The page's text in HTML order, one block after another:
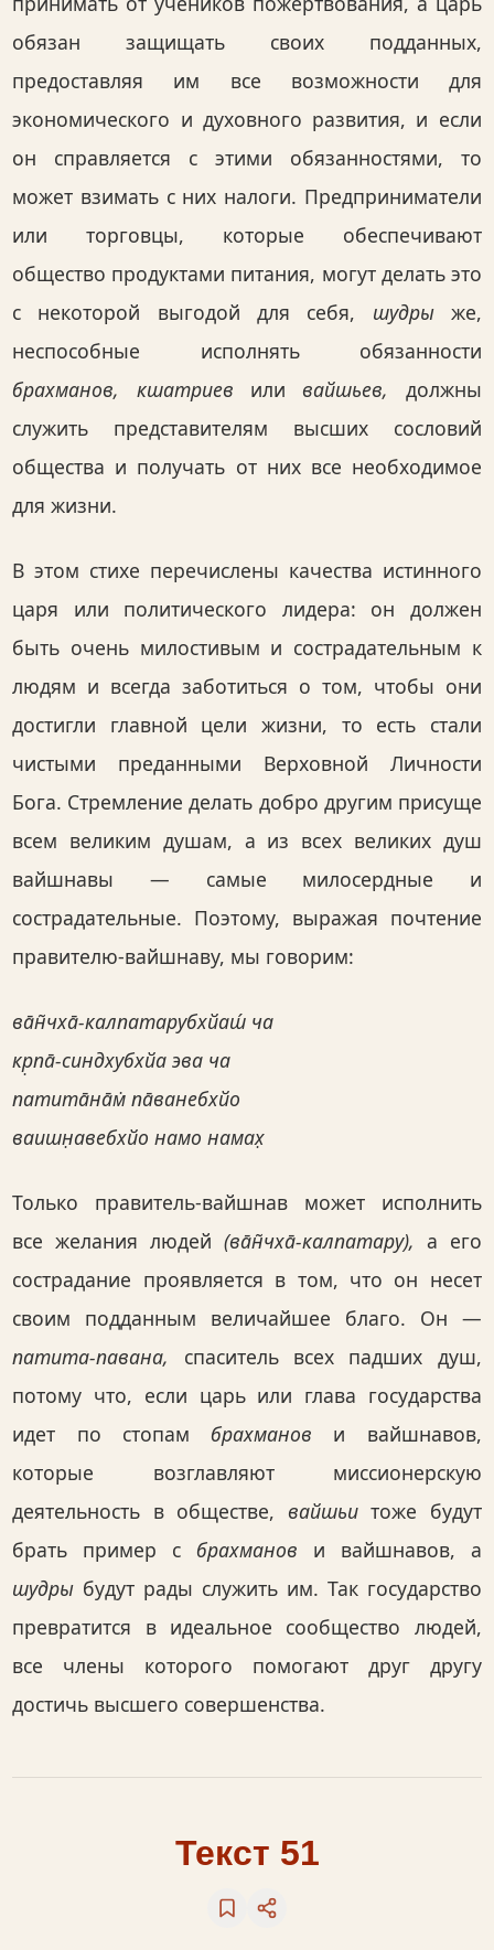
обязан защищать своих подданных,
предоставляя им все возможности для
экономического и духовного развития, и если
он справляется с этими обязанностями, то
может взимать с них налоги. Предприниматели
или торговцы, которые обеспечивают
общество продуктами питания, могут делать это
с некоторой выгодой для себя, шудрыже,
неспособные исполнять обязанности
брахманов, кшатриев или вайшьев,
должны
служить представителям высших сословий
общества и получать от них все необходимое
для жизни.
В этом стихе перечислены качества истинного
царя или политического лидера: он должен
быть очень милостивым и сострадательным к
людям и всегда заботиться о том, чтобы они
достигли главной цели жизни, то есть стали
чистыми преданными Верховной Личности
Бога. Стремление делать добро другим присуще
всем великим душам, а из всех великих душ
вайшнавы — самые милосердные и
сострадательные. Поэтому, выражая почтение
правителю-вайшнаву, мы говорим:
ва̄н̃чха̄-калпатарубхйаш́ ча
кр̣па̄-синдхубхйа эва ча
патита̄на̄м̇ па̄ванебхйо
ваишн̣авебхйо намо намах̣
Только правитель-вайшнав может исполнить
все желания людей (ва̄н̃чха̄-калпатару), а его
сострадание проявляется в том, что он несет
своим подданным величайшее благо. Он —
патита-павана, спаситель всех падших душ,
потому что, если царь или глава государства
идет по стопам брахманов и вайшнавов,
которые возглавляют миссионерскую
деятельность в обществе, вайшьитоже будут
брать пример с брахманов и вайшнавов, а
шудры будут рады служить им. Так государство
превратится в идеальное сообщество людей,
все члены которого помогают друг другу
достичь высшего совершенства.
Текст 51